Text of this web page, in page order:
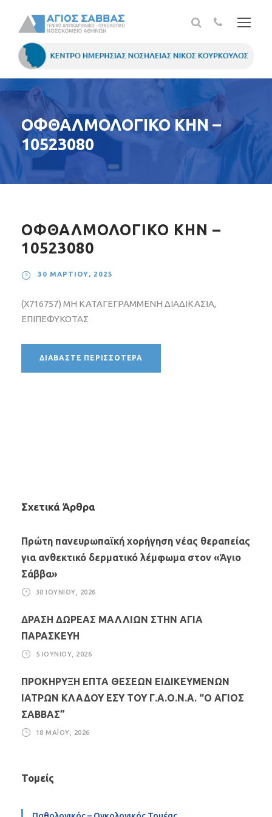
ΟΦΘΑΛΜΟΛΟΓΙΚΟ ΚΗΝ –
10523080
ΟΦΘΑΛΜΟΛΟΓΙΚΟ ΚΗΝ –
10523080
30 ΜΑΡΤΊΟΥ, 2025
(X716757) ΜΗ ΚΑΤΑΓΕΓΡΑΜΜΕΝΗ ΔΙΑΔΙΚΑΣΙΑ,
ΕΠΙΠΕΦΥΚΟΤΑΣ
ΔΙΑΒΆΣΤΕ ΠΕΡΙΣΣΌΤΕΡΑ
Σχετικά Άρθρα
Πρώτη πανευρωπαϊκή χορήγηση νέας θεραπείας
για ανθεκτικό δερματικό λέμφωμα στον «Άγιο
Σάββα»
30 ΙΟΥΝΊΟΥ, 2026
ΔΡΑΣΗ ΔΩΡΕΑΣ ΜΑΛΛΙΩΝ ΣΤΗΝ ΑΓΙΑ
ΠΑΡΑΣΚΕΥΗ
5 ΙΟΥΝΊΟΥ, 2026
ΠΡΟΚΗΡΥΞΗ ΕΠΤΑ ΘΕΣΕΩΝ ΕΙΔΙΚΕΥΜΕΝΩΝ
ΙΑΤΡΩΝ ΚΛΑΔΟΥ ΕΣΥ ΤΟΥ Γ.Α.Ο.Ν.Α. “Ο ΑΓΙΟΣ
ΣΑΒΒΑΣ”
18 ΜΑΪ́ΟΥ, 2026
Τομείς